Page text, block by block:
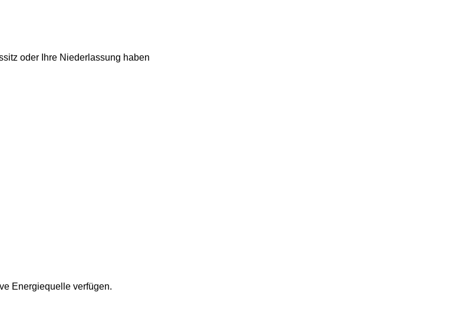
oder Ihre Niederlassung haben
Energiequelle verfügen.